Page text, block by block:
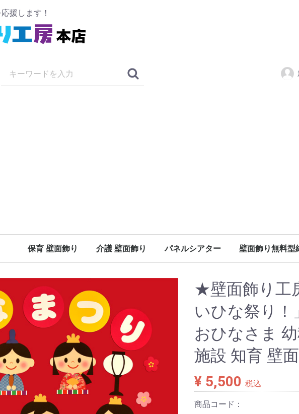
援します！
保育 壁面飾り 介護 壁面飾り パネルシアター 壁面飾り無料型
★壁面飾り工
いひな祭り！
おひなさま
施設 知育 壁
¥ 5,500 税込
商品コード：